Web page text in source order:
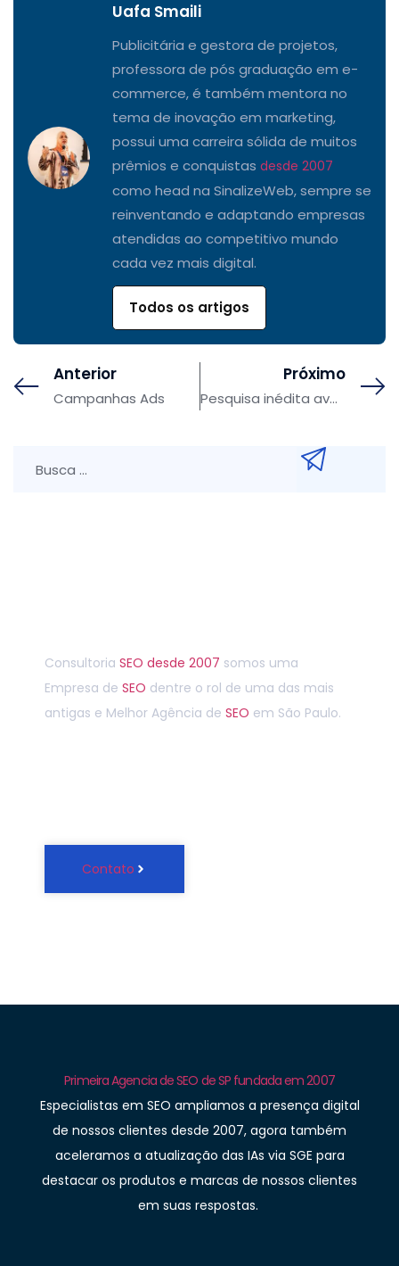
Uafa Smaili
Publicitária e gestora de projetos,
professora de pós graduação em e-
commerce, é também mentora no
tema de inovação em marketing,
possui uma carreira sólida de muitos
prêmios e conquistas desde 2007
como head na SinalizeWeb, sempre se
reinventando e adaptando empresas
atendidas ao competitivo mundo
cada vez mais digital.
Todos os artigos
Anterior
Campanhas Ads
Próximo
Pesquisa inédita avalia experiência de consumo online
Consultoria SEO desde 2007 somos uma
Empresa de SEO dentre o rol de uma das mais
antigas e Melhor Agência de SEO em São Paulo.
Contato
Primeira Agencia de SEO de SP fundada em 2007
Especialistas em SEO ampliamos a presença digital
de nossos clientes desde 2007, agora também
aceleramos a atualização das IAs via SGE para
destacar os produtos e marcas de nossos clientes
em suas respostas.